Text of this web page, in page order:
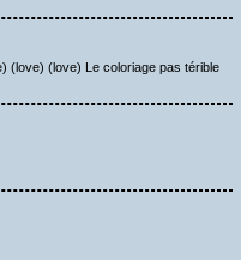
(love) (love) Le coloriage pas térible